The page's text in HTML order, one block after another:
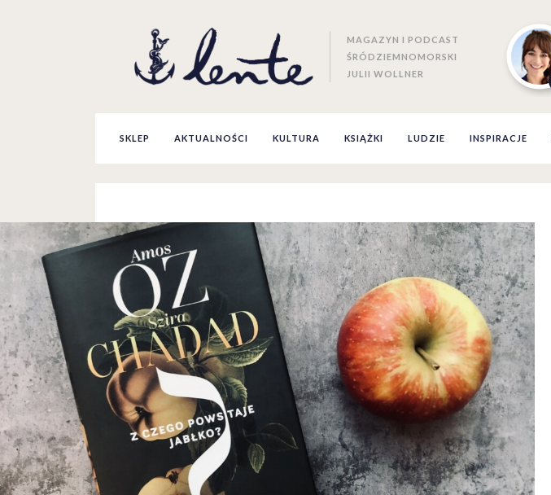
MAGAZYN I PODCAST
ŚRÓDZIEMNOMORSKI
JULII WOLLNER
SKLEP AKTUALNOŚCI KULTURA KSIĄŻKI LUDZIE INSPIRACJE